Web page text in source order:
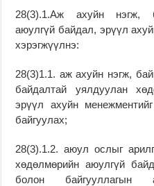
28(3).1.Аж ахуйн нэгж,
аюулгүй байдал, эрүүл
хэрэгжүүлнэ:
28(3)1.1. аж ахуйн нэгж,
байдалтай уялдуулан
эрүүл ахуйн
байгуулах;
28(3).1.2. аюул ослыг
хөдөлмөрийн аюулгүй
болон байгууллагын